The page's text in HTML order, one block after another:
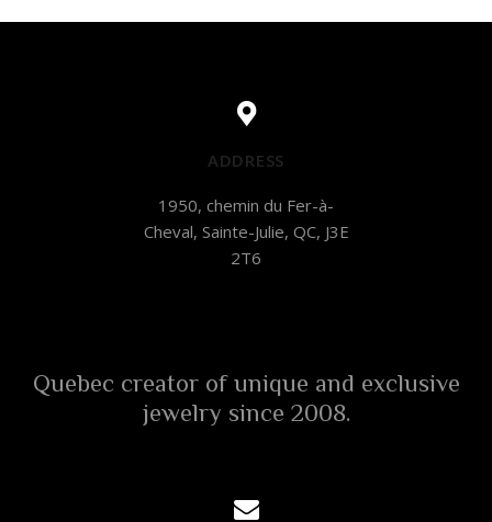
ADDRESS
1950, chemin du Fer-à-
Cheval, Sainte-Julie, QC, J3E
2T6
Quebec creator of unique and exclusive
jewelry since 2008.